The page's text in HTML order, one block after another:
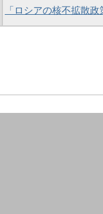
「ロシアの核不拡散